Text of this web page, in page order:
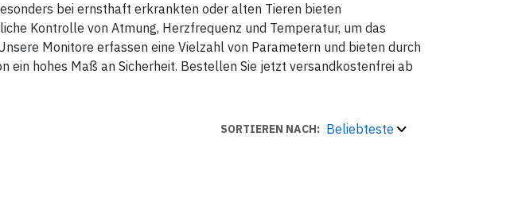
bei ernsthaft erkrankten oder alten Tieren bieten
Kontrolle von Atmung, Herzfrequenz und Temperatur, um das
Monitore erfassen eine Vielzahl von Parametern und bieten durch
ein hohes Maß an Sicherheit. Bestellen Sie jetzt versandkostenfrei ab
SORTIEREN NACH: Beliebteste